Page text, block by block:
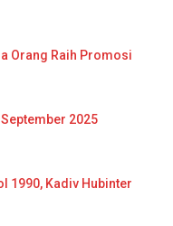
Orang Raih Promosi
2025
1990, Kadiv Hubinter